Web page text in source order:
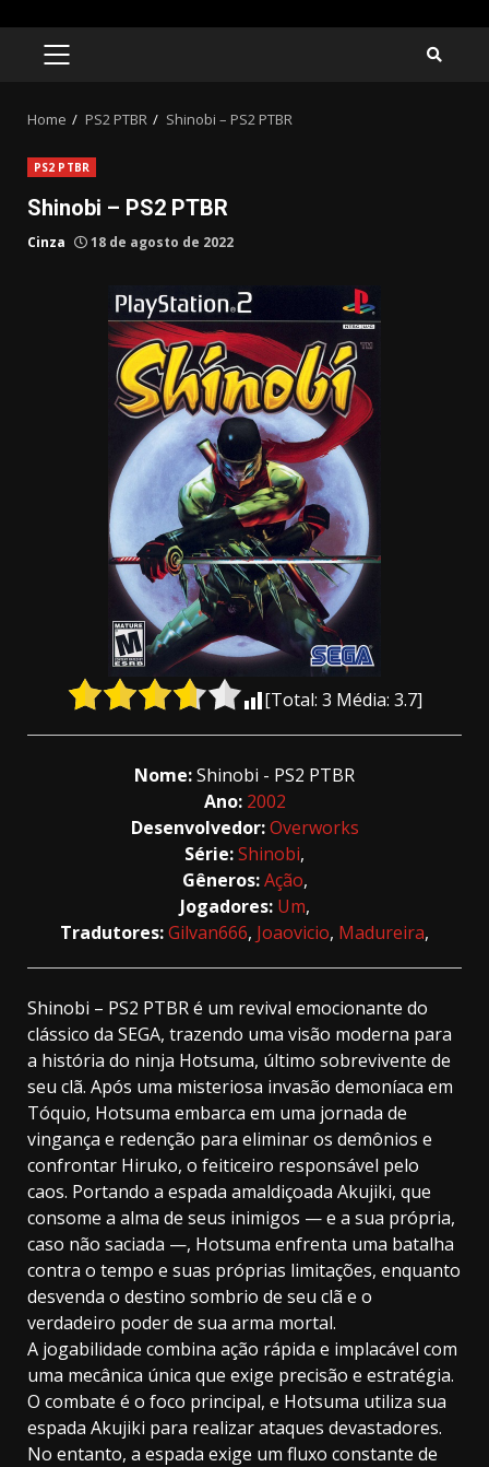
PRIMARY
Home PS2 PTBR Shinobi – PS2 PTBR
PS2 PTBR
Shinobi – PS2 PTBR
Cinza 18 de agosto de 2022
[Total: 3 Média: 3.7]
Nome:Shinobi - PS2 PTBR
Ano: 2002
Desenvolvedor:Overworks
Série:Shinobi,
Gêneros:Ação,
Jogadores: Um,
Tradutores:Gilvan666, Joaovicio, Madureira,
Shinobi – PS2 PTBR é um revival emocionante do
clássico da SEGA, trazendo uma visão moderna para
a história do ninja Hotsuma, último sobrevivente de
seu clã. Após uma misteriosa invasão demoníaca em
Tóquio, Hotsuma embarca em uma jornada de
vingança e redenção para eliminar os demônios e
confrontar Hiruko, o feiticeiro responsável pelo
caos. Portando a espada amaldiçoada Akujiki, que
consome a alma de seus inimigos — e a sua própria,
caso não saciada —, Hotsuma enfrenta uma batalha
contra o tempo e suas próprias limitações, enquanto
desvenda o destino sombrio de seu clã e o
verdadeiro poder de sua arma mortal.
A jogabilidade combina ação rápida e implacável com
uma mecânica única que exige precisão e estratégia.
O combate é o foco principal, e Hotsuma utiliza sua
espada Akujiki para realizar ataques devastadores.
No entanto, a espada exige um fluxo constante de